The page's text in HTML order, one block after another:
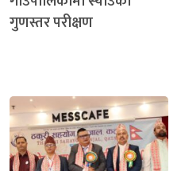
गुणस्तर परीक्षण